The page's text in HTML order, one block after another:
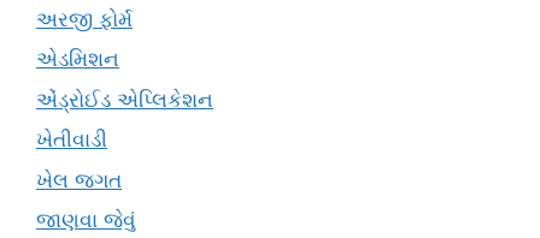
અરજી ફોર્મ
એડમિશન
એંડ્રોઈડ એપ્લિકેશન
ખેતીવાડી
ખેલ જગત
જાણવા જેવું